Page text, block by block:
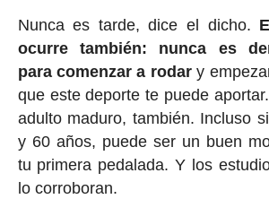
Nunca es tarde, dice el dicho.
ocurre también: nunca es
para comenzar a rodary
que este deporte te puede
adulto maduro, también. Incluso
y 60 años, puede ser un buen
tu primera pedalada. Y los
lo corroboran.